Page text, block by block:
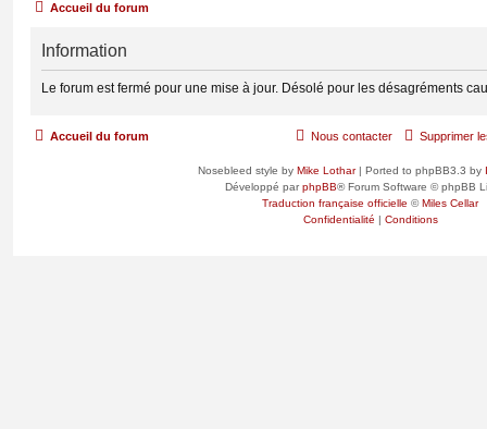
Accueil du forum
Information
Le forum est fermé pour une mise à jour. Désolé pour les désagréments
Accueil du forum Supprimer
Nous contacter
Nosebleed style by Mike Lothar| Ported to phpBB3.3 by
Développé parphpBB® Forum Software © phpBB
Traduction française officielle ©Miles Cellar
Confidentialité | Conditions